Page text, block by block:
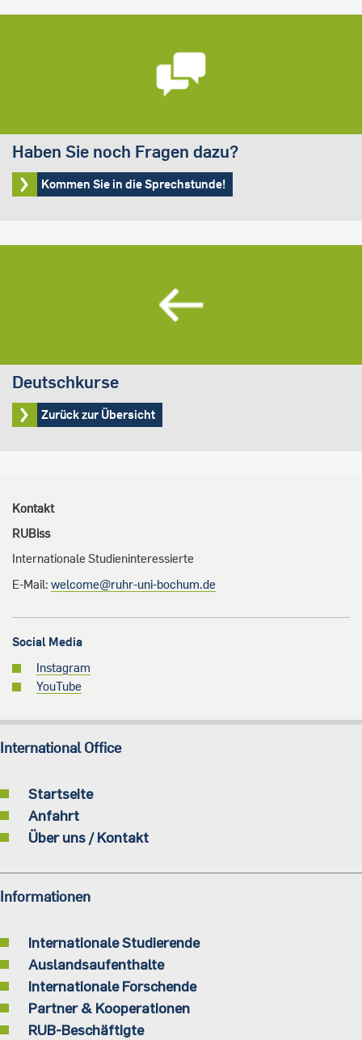
Haben Sie noch Fragen dazu?
Kommen Sie in die Sprechstunde!
Deutschkurse
Zurück zur Übersicht
Kontakt
RUBiss
Internationale Studieninteressierte
E-Mail: welcome@ruhr-uni-bochum.de
Social Media
Instagram
YouTube
International Office
Startseite
Anfahrt
Über uns / Kontakt
Informationen
Internationale Studierende
Auslandsaufenthalte
Internationale Forschende
Partner & Kooperationen
RUB-Beschäftigte